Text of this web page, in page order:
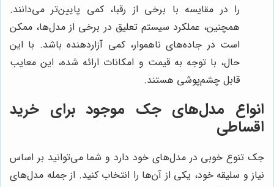
را در مقایسه با برخی از رقبا، کمی پایین‌تر می‌دانند.
همچنین، عملکرد سیستم تعلیق در برخی از مدل‌ها، ممکن
است در جاده‌های ناهموار، کمی آزاردهنده باشد. با این
حال، با توجه به قیمت و امکانات ارائه شده، این معایب
قابل چشم‌پوشی هستند.
انواع مدل‌های جک موجود برای خرید
اقساطی
جک تنوع خوبی در مدل‌های خود دارد و شما می‌توانید بر اساس
نیاز و سلیقه خود، یکی از آن‌ها را انتخاب کنید. از جمله مدل‌های